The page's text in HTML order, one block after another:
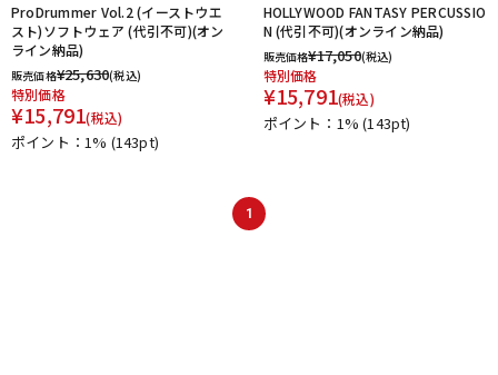
ProDrummer Vol.2 (イーストウエ
スト)ソフトウェア (代引不可)(オン
ライン納品)
販売価格¥25,630(税込)
特別価格
¥15,791(税込)
ポイント：1% (143pt)
HOLLYWOOD FANTASY PERCUSSIO
N (代引不可)(オンライン納品)
販売価格¥17,050(税込)
特別価格
¥15,791(税込)
ポイント：1%(143pt)
1